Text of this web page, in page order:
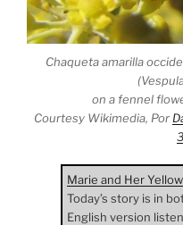
Chaqueta amarilla
on a fennel
Courtesy Wikimedia, Por
Marie and Her
Today’s story is in
English version